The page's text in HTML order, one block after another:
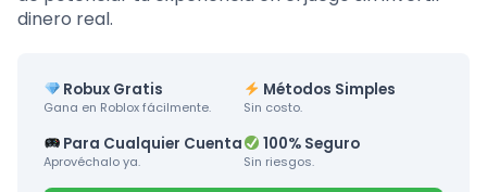
dinero real.
Robux Gratis
Gana en Roblox fácilmente.
Métodos Simples
Sin costo.
Para Cualquier Cuenta
Aprovéchalo ya.
100% Seguro
Sin riesgos.